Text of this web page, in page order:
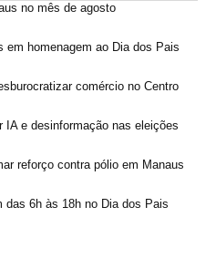
no mês de agosto
em homenagem ao Dia dos Pais
comércio no Centro
e desinformação nas eleições
reforço contra pólio em Manaus
das 6h às 18h no Dia dos Pais